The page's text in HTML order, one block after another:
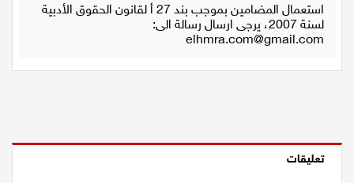
مطبخ
استعمال المضامين بموجب بند 27 أ لقانون الحقوق الأدبية
لسنة 2007، يرجى ارسال رسالة الى:
elhmra.com@gmail.com
تعليقات